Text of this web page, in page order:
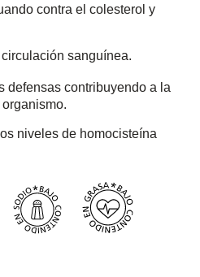
contra el colesterol y
sanguínea.
defensas contribuyendo a la
niveles de homocisteína